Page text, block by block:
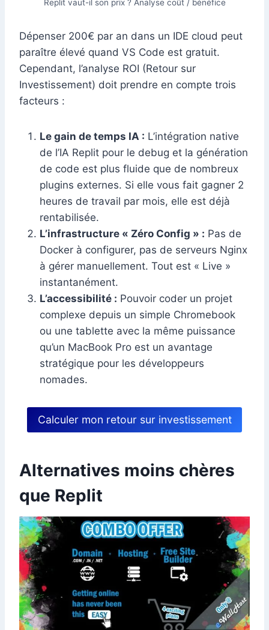
Replit vaut-il son prix ? Analyse coût / bénéfice
Dépenser 200€ par an dans un IDE cloud peut
paraître élevé quand VS Code est gratuit.
Cependant, l’analyse ROI (Retour sur
Investissement) doit prendre en compte trois
facteurs :
Le gain de temps IA : L’intégration native
de l’IA Replit pour le debug et la génération
de code est plus fluide que de nombreux
plugins externes. Si elle vous fait gagner 2
heures de travail par mois, elle est déjà
rentabilisée.
L’infrastructure « Zéro Config » : Pas de
Docker à configurer, pas de serveurs Nginx
à gérer manuellement. Tout est « Live »
instantanément.
L’accessibilité : Pouvoir coder un projet
complexe depuis un simple Chromebook
ou une tablette avec la même puissance
qu’un MacBook Pro est un avantage
stratégique pour les développeurs
nomades.
Calculer mon retour sur investissement
Alternatives moins chères
que Replit